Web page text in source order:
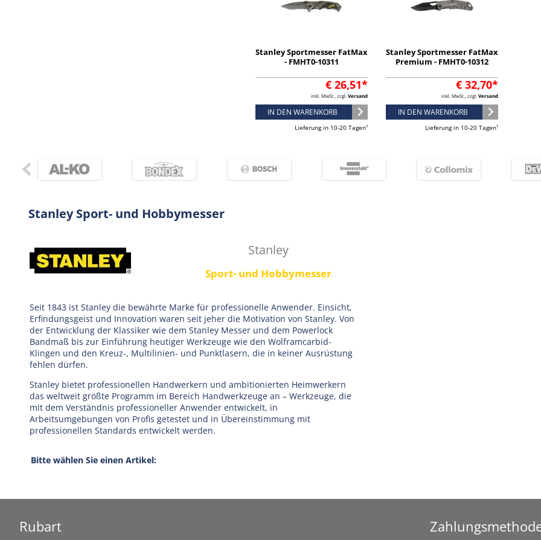
Stanley Sportmesser FatMax
- FMHT0-10311
€ 26,51*
inkl. MwSt., zzgl. Versand
IN DEN WARENKORB
Lieferung in 10-20 Tagen¹
Stanley Sportmesser FatMax
Premium - FMHT0-10312
€ 32,70*
inkl. MwSt., zzgl. Versand
IN DEN WARENKORB
Lieferung in 10-20 Tagen¹
Stanley Sport- und Hobbymesser
Stanley
Sport- und Hobbymesser
Seit 1843 ist Stanley die bewährte Marke für professionelle Anwender. Einsicht,
Erfindungsgeist und Innovation waren seit jeher die Motivation von Stanley. Von
der Entwicklung der Klassiker wie dem Stanley Messer und dem Powerlock
Bandmaß bis zur Einführung heutiger Werkzeuge wie den Wolframcarbid-
Klingen und den Kreuz-, Multilinien- und Punktlasern, die in keiner Ausrüstung
fehlen dürfen.
Stanley bietet professionellen Handwerkern und ambitionierten Heimwerkern
das weltweit größte Programm im Bereich Handwerkzeuge an – Werkzeuge, die
mit dem Verständnis professioneller Anwender entwickelt, in
Arbeitsumgebungen von Profis getestet und in Übereinstimmung mit
professionellen Standards entwickelt werden.
Bitte wählen Sie einen Artikel:
Rubart